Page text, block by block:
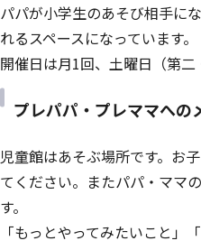
パパが小学生のあそび相手に
れるスペースになっています。
開催日は月1回、土曜日（第二
プレパパ・プレママへの
児童館はあそぶ場所です。お
てください。またパパ・ママ
す。
「もっとやってみたいこと」